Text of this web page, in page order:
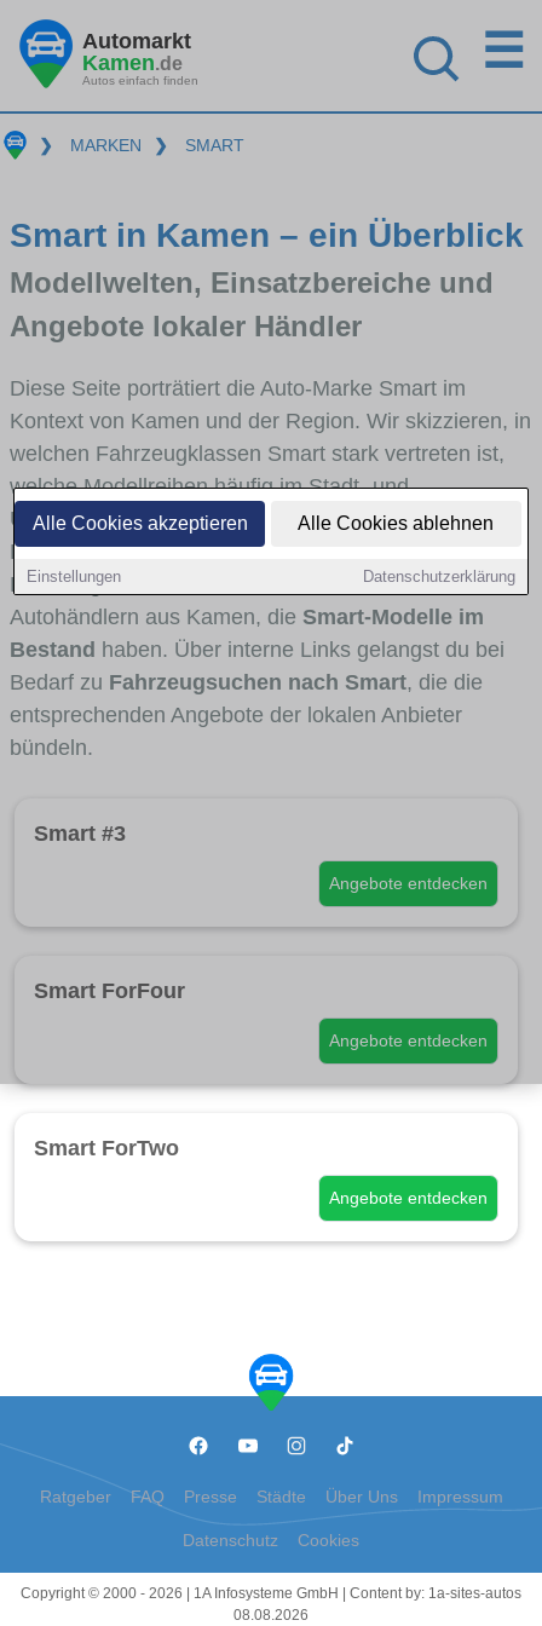
Alle Cookies akzeptieren Alle Cookies ablehnen
Einstellungen Datenschutzerklärung
Automarkt
Kamen.de
Autos einfach finden
☰
❯ MARKEN ❯ SMART
Smart in Kamen – ein Überblick
Modellwelten, Einsatzbereiche und
Angebote lokaler Händler
Diese Seite porträtiert die Auto-Marke Smart im
Kontext von Kamen und der Region. Wir skizzieren, in
welchen Fahrzeugklassen Smart stark vertreten ist,
welche Modellreihen häufig im Stadt- und
Umlandverkehr zu sehen sind und für welche
Fahrertypen die Marke interessant ist. Viele
Fahrzeuge stammen von Autohäusern und
Autohändlern aus Kamen, die Smart-Modelle im
Bestand haben. Über interne Links gelangst du bei
Bedarf zu Fahrzeugsuchen nach Smart, die die
entsprechenden Angebote der lokalen Anbieter
bündeln.
Smart #3
Angebote entdecken
Smart ForFour
Angebote entdecken
Smart ForTwo
Angebote entdecken
Ratgeber FAQ Presse Städte Über Uns Impressum
Datenschutz Cookies
Copyright © 2000 - 2026 | 1A Infosysteme GmbH | Content by: 1a-sites-autos
08.08.2026